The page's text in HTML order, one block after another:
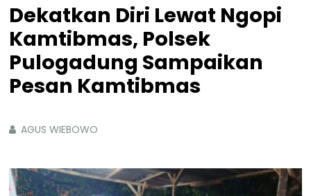
Dekatkan Diri Lewat Ngopi
Kamtibmas, Polsek
Pulogadung Sampaikan
Pesan Kamtibmas
AGUS WIEBOWO